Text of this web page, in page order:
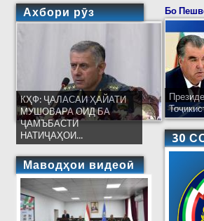
Шодиев аз ҷарии умқаш
Ахбори рӯз
КҲФ: ҶАЛАСАИ ҲАЙАТИ
МУШОВАРА ОИД БА
ҶАМЪБАСТИ
НАТИҶАҲОИ...
Маводҳои видеоӣ
Бо
30